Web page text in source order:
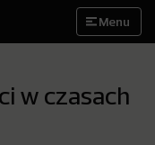
Menu
w czasach